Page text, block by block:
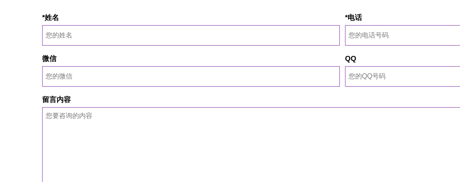
*姓名 *电话
微信 QQ
留言内容